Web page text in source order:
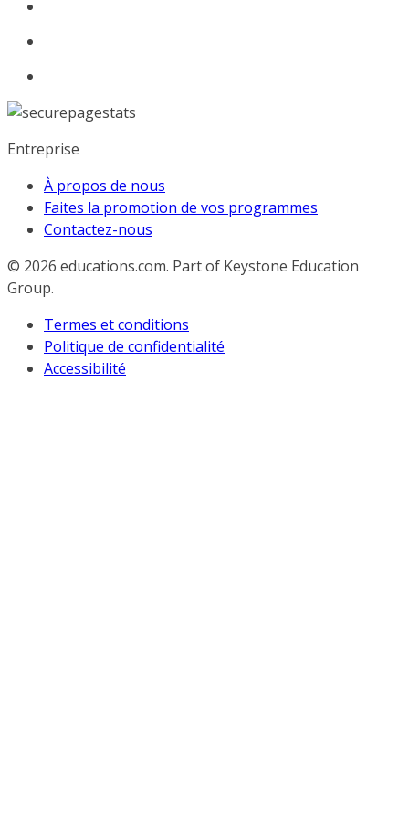
Entreprise
À propos de nous
Faites la promotion de vos programmes
Contactez-nous
© 2026 educations.com. Part of Keystone Education
Group.
Termes et conditions
Politique de confidentialité
Accessibilité